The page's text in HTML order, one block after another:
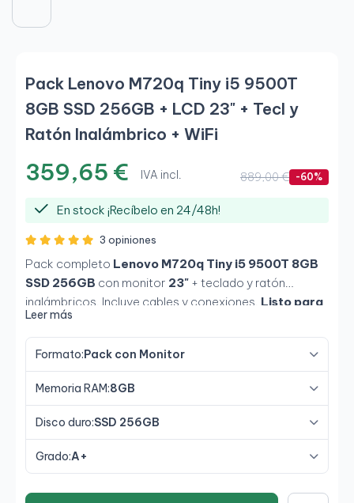
Pack Lenovo M720q Tiny i5 9500T
8GB SSD 256GB + LCD 23" + Tecl y
Ratón Inalámbrico + WiFi
359,65 € IVA incl. 889,00 € -60%
En stock ¡Recíbelo en 24/48h!
3 opiniones
Pack completo Lenovo M720q Tiny i5 9500T 8GB
SSD 256GB con monitor 23" + teclado y ratón
inalámbricos. Incluye cables y conexiones. Listo para
usar.Incluye adaptador WiFi USB.
Leer más
Formato:Pack con Monitor
Memoria RAM:8GB
Disco duro:SSD 256GB
Grado:A+